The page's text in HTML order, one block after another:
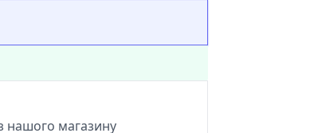
нашого магазину